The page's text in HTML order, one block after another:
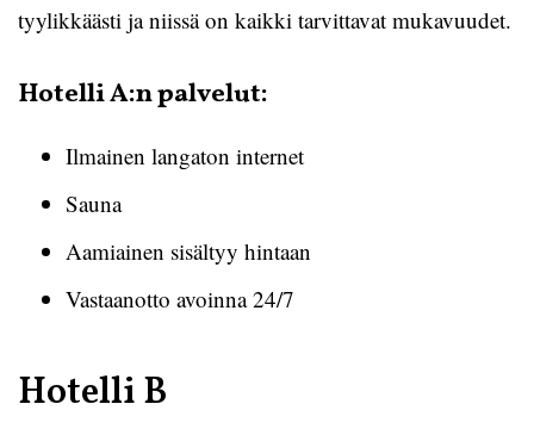
tyylikkäästi ja niissä on kaikki tarvittavat mukavuudet.
Hotelli A:n palvelut:
Ilmainen langaton internet
Sauna
Aamiainen sisältyy hintaan
Vastaanotto avoinna 24/7
Hotelli B